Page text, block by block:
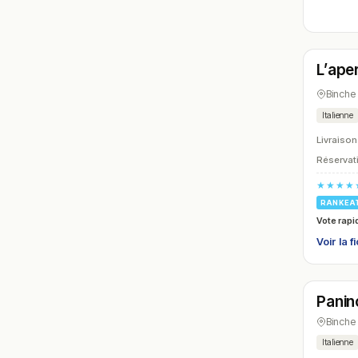
N° 6
Fermé
Binche
Italienne
Livraison
Vote
Voir la
N° 9
Fermé
Binche
Italienne